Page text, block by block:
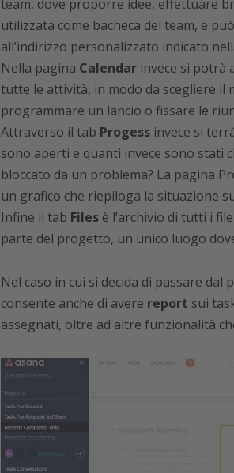
team, dove proporre idee, effettuare
utilizzata come bacheca del team, e
all’indirizzo personalizzato indicato
Nella pagina Calendarinvece si potrà
tutte le attività, in modo da scegliere
programmare un lancio o fissare le
Attraverso il tab Progessinvece si
sono aperti e quanti invece sono stati
bloccato da un problema? La pagina
un grafico che riepiloga la situazione
Infine il tab Filesè l’archivio di tutti i
parte del progetto, un unico luogo
Nel caso in cui si decida di passare
consente anche di avere report sui
assegnati, oltre ad altre funzionalità